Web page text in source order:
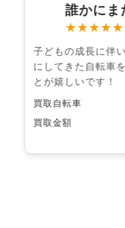
誰かにま
★★★★★
子どもの成長に伴
にしてきた自転車
とが嬉しいです！
買取自転車
買取金額